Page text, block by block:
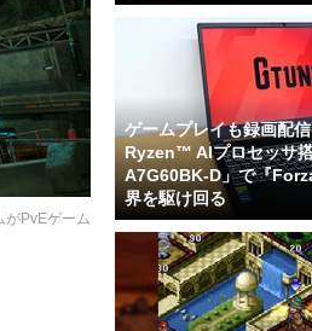
PvEゲーム
ゲームプレイも録画配
Ryzen™ AIプロセッサ
A7G60BK-D」で『
界を駆け回る